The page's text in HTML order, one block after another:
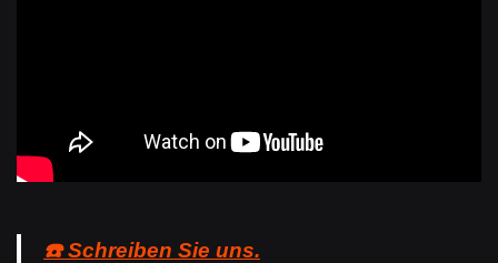
☎️ Schreiben Sie uns.